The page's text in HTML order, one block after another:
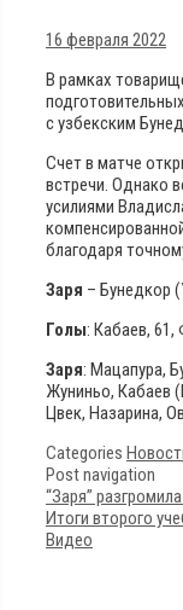
16 февраля 2022
В рамках
с узбекским
Счет в матче
встречи. Однако
усилиями
благодаря
Заря – Бунедкор
Голы: Кабаев,
Заря: Мацапура,
Жуниньо, Кабаев
Цвек, Назарина,
Categories
Post navigation
“Заря”
Итоги второго
Видео